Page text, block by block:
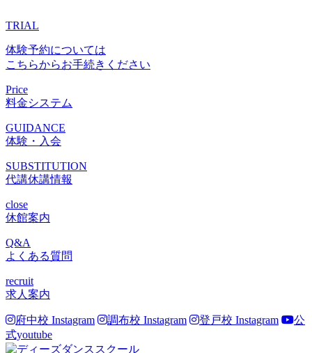
TRIAL
体験予約については
こちらからお手続きください
Price
料金システム
GUIDANCE
体験・入会
SUBSTITUTION
代講休講情報
close
休館案内
Q&A
よくある質問
recruit
求人案内
府中校 Instagram 調布校 Instagram 登戸校 Instagram
公
式youtube